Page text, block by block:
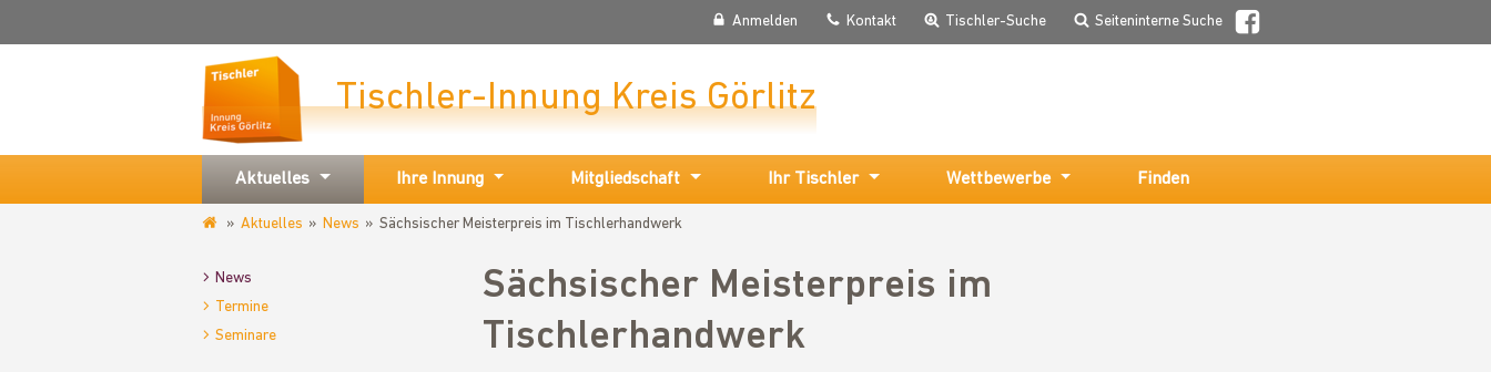
Tischler-Innung Kreis Görlitz
Anmelden Kontakt Tischler-Suche Seiteninterne Suche
Aktuelles Ihre Innung Mitgliedschaft Ihr Tischler Wettbewerbe Finden
goerlitz.de
Aktuelles News Sächsischer Meisterpreis im Tischlerhandwerk
News
Termine
Seminare
Sächsischer Meisterpreis im
Tischlerhandwerk